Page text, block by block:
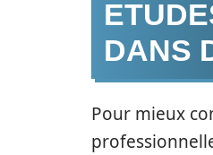
DANS
Pour mieux